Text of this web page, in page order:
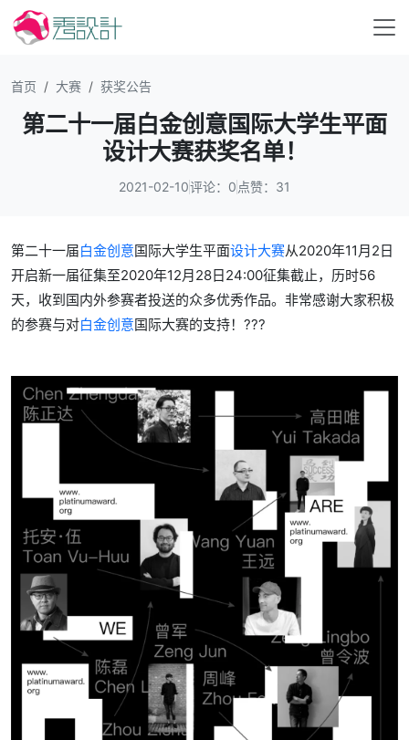
首页 大赛 获奖公告
第二十一届白金创意国际大学生平面
设计大赛获奖名单！
2021-02-10评论：0 点赞：31
第二十一届白金创意国际大学生平面设计大赛从2020年11月2日
开启新一届征集至2020年12月28日24:00征集截止，历时56
天，收到国内外参赛者投送的众多优秀作品。非常感谢大家积极
的参赛与对白金创意国际大赛的支持！???